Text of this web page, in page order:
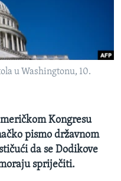
u Washingtonu, 10.
Kongresu
pismo državnom
da se Dodikove
spriječiti.